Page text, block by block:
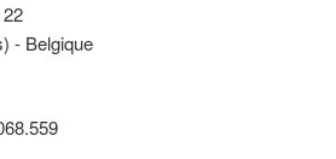
- Belgique